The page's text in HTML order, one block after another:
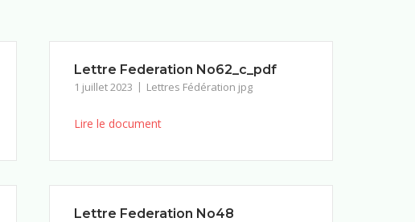
Lettre Federation No62_c_pdf
1 juillet 2023 Lettres Fédération jpg
Lire le document
Lettre Federation No48